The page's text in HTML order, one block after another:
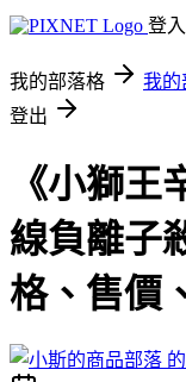
登入
我的部落格 我的
登出
《小獅
線負離子
格、售價